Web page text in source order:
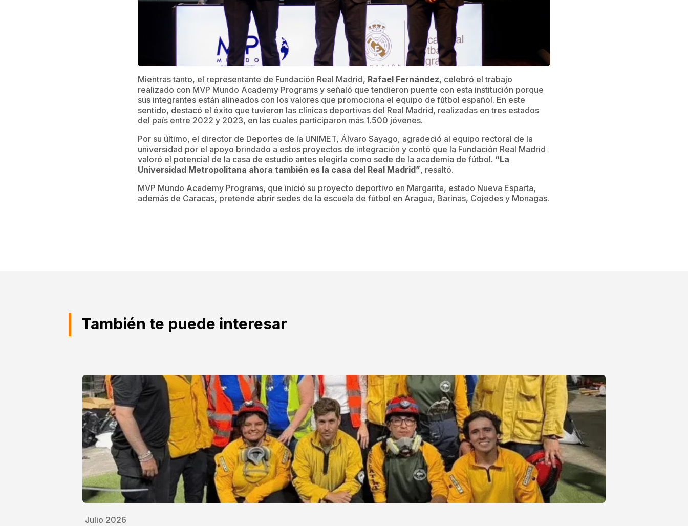
Mientras tanto, el representante de Fundación Real Madrid, RafaelFernández, celebró el trabajo
realizado con MVP Mundo Academy Programs y señaló que tendieron puente con esta institución porque
sus integrantes están alineados con los valores que promociona el equipo de fútbol español. En este
sentido, destacó el éxito que tuvieron las clínicas deportivas del Real Madrid, realizadas en tres estados
del país entre 2022 y 2023, en las cuales participaron más 1.500 jóvenes.
Por su último, el director de Deportes de la UNIMET, Álvaro Sayago, agradeció al equipo rectoral de la
universidad por el apoyo brindado a estos proyectos de integración y contó que la Fundación Real Madrid
valoró el potencial de la casa de estudio antes elegirla como sede de la academia de fútbol. “La
Universidad Metropolitana ahora también es la casa del Real Madrid”, resaltó.
MVP Mundo Academy Programs, que inició su proyecto deportivo en Margarita, estado Nueva Esparta,
además de Caracas, pretende abrir sedes de la escuela de fútbol en Aragua, Barinas, Cojedes y Monagas.
También te puede interesar
Julio 2026